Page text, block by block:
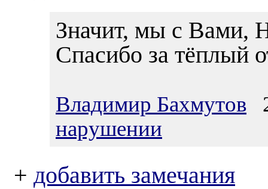
Значит, мы с Вами,
Спасибо за тёплый
Владимир Бахмутов
нарушении
+ добавить замечания